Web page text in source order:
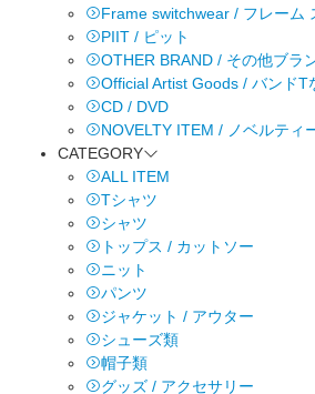
Frame switchwear / フレーム
PIIT / ピット
OTHER BRAND / その他ブラ
Official Artist Goods / バンドT
CD / DVD
NOVELTY ITEM / ノベルティ
CATEGORY
ALL ITEM
Tシャツ
シャツ
トップス / カットソー
ニット
パンツ
ジャケット / アウター
シューズ類
帽子類
グッズ / アクセサリー